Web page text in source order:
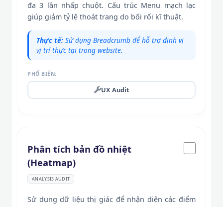
đa 3 lần nhấp chuột. Cấu trúc Menu mạch lạc
giúp giảm tỷ lệ thoát trang do bối rối kĩ thuật.
Thực tế: Sử dụng Breadcrumb để hỗ trợ định vị
vị trí thực tại trong website.
PHỔ BIẾN:
UX Audit
Phân tích bản đồ nhiệt
(Heatmap)
ANALYSIS AUDIT
Sử dụng dữ liệu thị giác để nhận diện các điểm